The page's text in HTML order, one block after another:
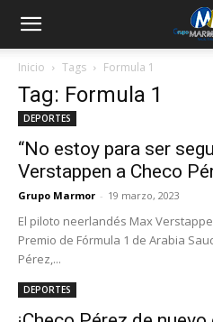
Inicio Tags Formula 1
Tag: Formula 1
DEPORTES
“No estoy para ser
Verstappen a Checo
Grupo Marmor - 19 marzo, 2023
El piloto neerlandés Max
Premio de Fórmula 1 de Arabia
Pérez,...
DEPORTES